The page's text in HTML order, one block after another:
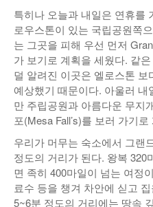
특히나 오늘과 내일은 연휴를
로우스톤이 있는 국립공원쪽
는 그곳을 피해 우선 먼저
가 보기로 계획을 세웠다. 같
덜 알려진 이곳은 엘로스톤
예상했기 때문이다. 아울러
만 주립공원과 아름다운 무지
포(Mesa Fall’s)를 보러 가기
우리가 머무는 숙소에서 그랜
정도의 거리가 된다. 왕복 320
면 족히 400마일이 넘는 여정
료수 등을 챙겨 차안에 싣고
5~6분 정도의 거리에는 땅속